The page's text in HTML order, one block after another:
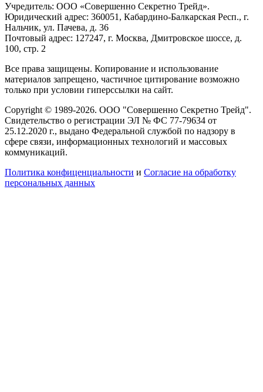
Учредитель: ООО «Совершенно Секретно Трейд».
Юридический адрес: 360051, Кабардино-Балкарская Респ., г.
Нальчик, ул. Пачева, д. 36
Почтовый адрес: 127247, г. Москва, Дмитровское шоссе, д.
100, стр. 2
Все права защищены. Копирование и использование
материалов запрещено, частичное цитирование возможно
только при условии гиперссылки на сайт.
Copyright © 1989-2026. ООО "Совершенно Секретно Трейд".
Свидетельство о регистрации ЭЛ № ФС 77-79634 от
25.12.2020 г., выдано Федеральной службой по надзору в
сфере связи, информационных технологий и массовых
коммуникаций.
Политика конфиценциальности и Согласие на обработку
персональных данных